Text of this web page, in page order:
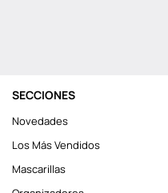
SECCIONES
Novedades
Los Más Vendidos
Mascarillas